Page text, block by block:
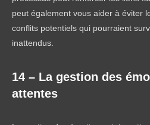
peut également vous aider à éviter
conflits potentiels qui pourraient
inattendus.
14 – La gestion des
attentes